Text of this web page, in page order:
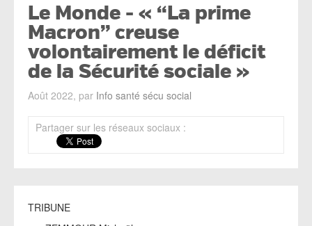
Le Monde - « “La prime
Macron” creuse
volontairement le déficit
de la Sécurité sociale »
Août 2022, par Info santé sécu social
Partager sur les réseaux sociaux :
TRIBUNE